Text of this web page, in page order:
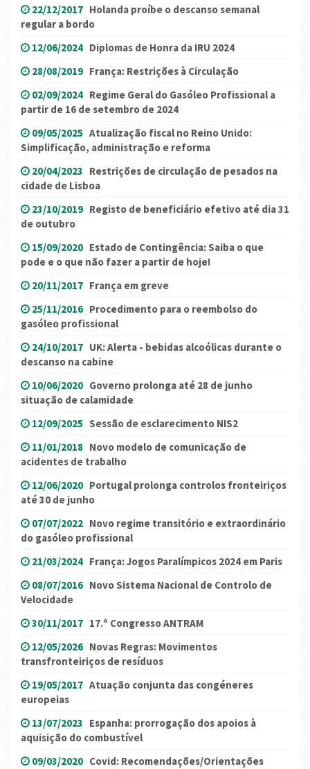
22/12/2017 Holanda proíbe o descanso semanal
regular a bordo
12/06/2024 Diplomas de Honra da IRU 2024
28/08/2019 França: Restrições à Circulação
02/09/2024 Regime Geral do Gasóleo Profissional a
partir de 16 de setembro de 2024
09/05/2025 Atualização fiscal no Reino Unido:
Simplificação, administração e reforma
20/04/2023 Restrições de circulação de pesados na
cidade de Lisboa
23/10/2019 Registo de beneficiário efetivo até dia 31
de outubro
15/09/2020 Estado de Contingência: Saiba o que
pode e o que não fazer a partir de hoje!
20/11/2017 França em greve
25/11/2016 Procedimento para o reembolso do
gasóleo profissional
24/10/2017 UK: Alerta - bebidas alcoólicas durante o
descanso na cabine
10/06/2020 Governo prolonga até 28 de junho
situação de calamidade
12/09/2025 Sessão de esclarecimento NIS2
11/01/2018 Novo modelo de comunicação de
acidentes de trabalho
12/06/2020 Portugal prolonga controlos fronteiriços
até 30 de junho
07/07/2022 Novo regime transitório e extraordinário
do gasóleo profissional
21/03/2024 França: Jogos Paralímpicos 2024 em Paris
08/07/2016 Novo Sistema Nacional de Controlo de
Velocidade
30/11/2017 17.º Congresso ANTRAM
12/05/2026 Novas Regras: Movimentos
transfronteiriços de resíduos
19/05/2017 Atuação conjunta das congéneres
europeias
13/07/2023 Espanha: prorrogação dos apoios à
aquisição do combustível
09/03/2020 Covid: Recomendações/Orientações